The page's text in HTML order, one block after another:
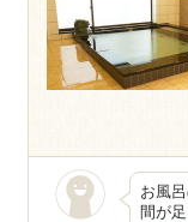
お風
間が